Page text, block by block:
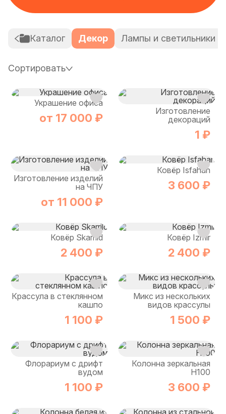
Каталог Декор Лампы и светильники
Сортировать
Украшение офиса
от 17 000 ₽
Изготовление
декораций
1 ₽
Изготовление изделий
на ЧПУ
от 11 000 ₽
Ковёр Isfahan
3 600 ₽
Ковёр Skarrild
2 400 ₽
Ковёр Izmir
2 400 ₽
Крассула в стеклянном
кашпо
1 100 ₽
Микс из нескольких
видов крассулы
1 500 ₽
Флорариум с дрифт
вудом
1 100 ₽
Колонна зеркальная
H100
3 600 ₽